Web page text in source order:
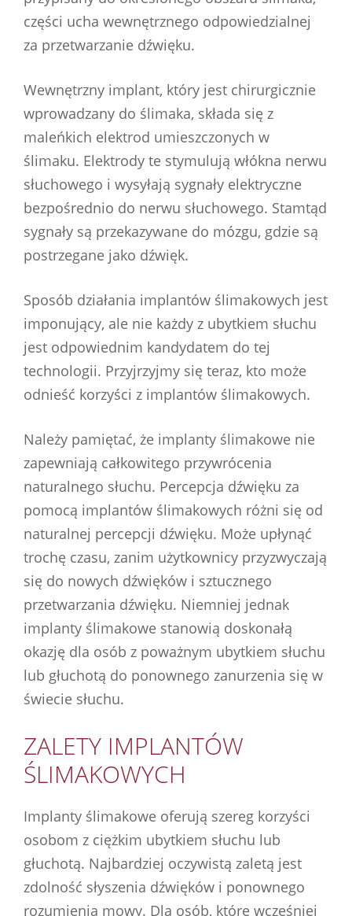
części ucha wewnętrznego odpowiedzialnej
za przetwarzanie dźwięku.
Wewnętrzny implant, który jest chirurgicznie
wprowadzany do ślimaka, składa się z
maleńkich elektrod umieszczonych w
ślimaku. Elektrody te stymulują włókna nerwu
słuchowego i wysyłają sygnały elektryczne
bezpośrednio do nerwu słuchowego. Stamtąd
sygnały są przekazywane do mózgu, gdzie są
postrzegane jako dźwięk.
Sposób działania implantów ślimakowych jest
imponujący, ale nie każdy z ubytkiem słuchu
jest odpowiednim kandydatem do tej
technologii. Przyjrzyjmy się teraz, kto może
odnieść korzyści z implantów ślimakowych.
Należy pamiętać, że implanty ślimakowe nie
zapewniają całkowitego przywrócenia
naturalnego słuchu. Percepcja dźwięku za
pomocą implantów ślimakowych różni się od
naturalnej percepcji dźwięku. Może upłynąć
trochę czasu, zanim użytkownicy przyzwyczają
się do nowych dźwięków i sztucznego
przetwarzania dźwięku. Niemniej jednak
implanty ślimakowe stanowią doskonałą
okazję dla osób z poważnym ubytkiem słuchu
lub głuchotą do ponownego zanurzenia się w
świecie słuchu.
ZALETY IMPLANTÓW
ŚLIMAKOWYCH
Implanty ślimakowe oferują szereg korzyści
osobom z ciężkim ubytkiem słuchu lub
głuchotą. Najbardziej oczywistą zaletą jest
zdolność słyszenia dźwięków i ponownego
rozumienia mowy. Dla osób, które wcześniej